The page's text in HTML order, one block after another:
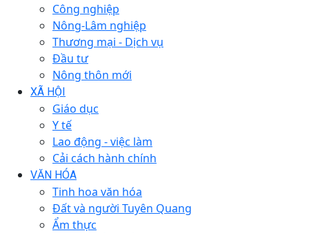
Công nghiệp
Nông-Lâm nghiệp
Thương mại - Dịch vụ
Đầu tư
Nông thôn mới
XÃ HỘI
Giáo dục
Y tế
Lao động - việc làm
Cải cách hành chính
VĂN HÓA
Tinh hoa văn hóa
Đất và người Tuyên Quang
Ẩm thực